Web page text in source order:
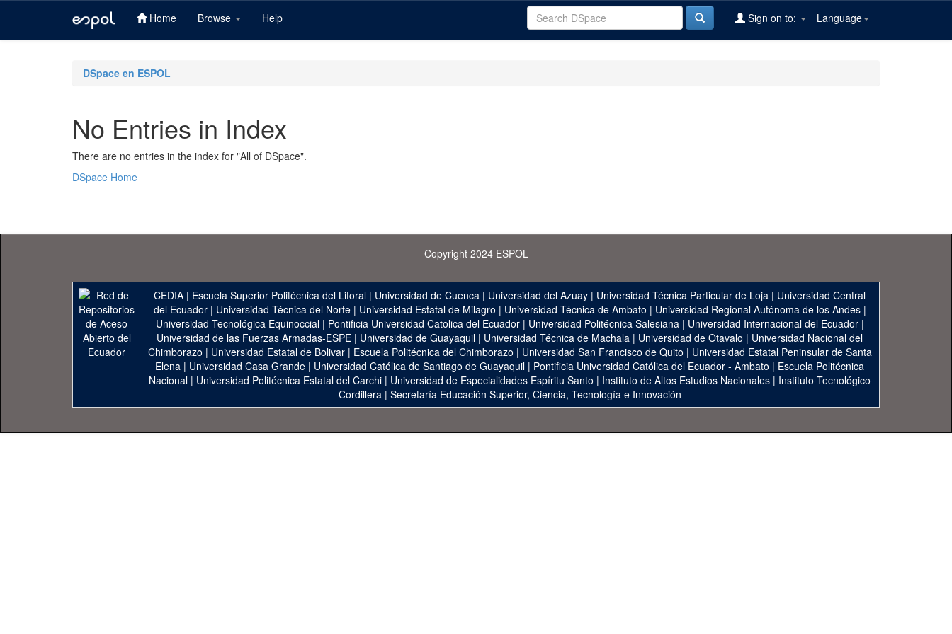
Home Browse Help Language
Sign on to:
DSpace en ESPOL
No Entries in Index
There are no entries in the index for "All of DSpace".
DSpace Home
Copyright 2024 ESPOL
CEDIA | Escuela Superior Politécnica del Litoral | Universidad de Cuenca | Universidad del Azuay | Universidad Técnica Particular de Loja | Universidad Central
del Ecuador| Universidad Técnica del Norte| Universidad Estatal de Milagro | Universidad Técnica de Ambato | Universidad Regional Autónoma de los Andes|
Universidad Tecnológica Equinoccial| Pontificia Universidad Catolica del Ecuador| Universidad Politécnica Salesiana| Universidad Internacional del Ecuador|
Universidad de las Fuerzas Armadas-ESPE | Universidad de Guayaquil | Universidad Técnica de Machala | Universidad de Otavalo | Universidad Nacional del
Chimborazo | Universidad Estatal de Bolivar| Escuela Politécnica del Chimborazo | Universidad San Francisco de Quito | Universidad Estatal Peninsular de Santa
Elena | Universidad Casa Grande | Universidad Católica de Santiago de Guayaquil | Pontificia Universidad Católica del Ecuador - Ambato | Escuela Politécnica
Nacional | Universidad Politécnica Estatal del Carchi | Universidad de Especialidades Espíritu Santo | Instituto de Altos Estudios Nacionales | Instituto Tecnológico
Cordillera| Secretaría Educación Superior, Ciencia, Tecnología e Innovación